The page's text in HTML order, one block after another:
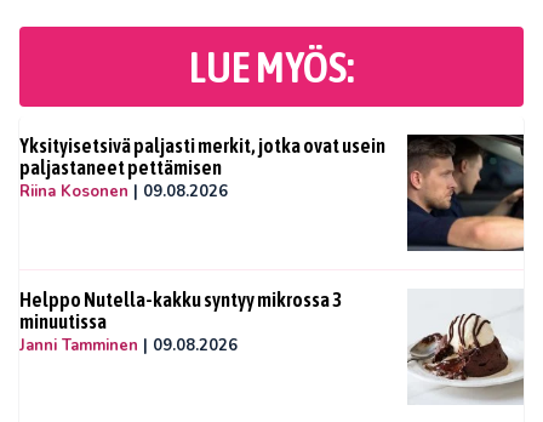
LUE MYÖS:
Yksityisetsivä paljasti merkit, jotka ovat usein
paljastaneet pettämisen
Riina Kosonen | 09.08.2026
Helppo Nutella-kakku syntyy mikrossa 3
minuutissa
Janni Tamminen | 09.08.2026